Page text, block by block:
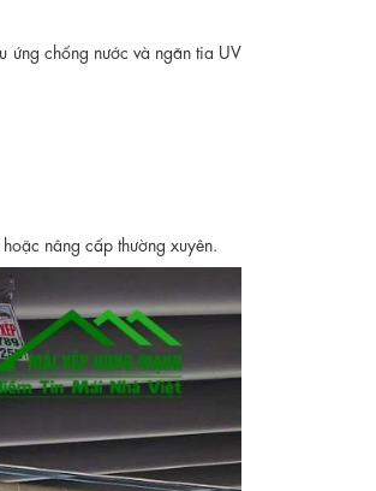
ứng chống nước và ngăn tia UV
nâng cấp thường xuyên.